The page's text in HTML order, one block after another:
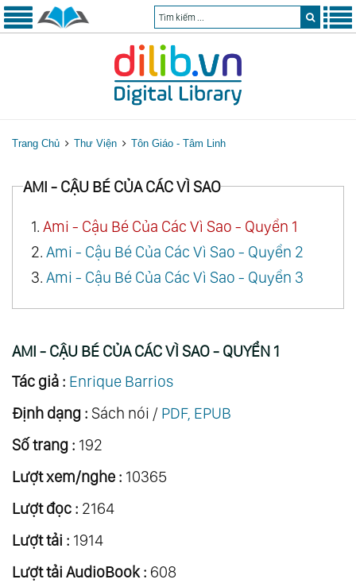
Trang Chủ Thư Viện Tôn Giáo - Tâm Linh
AMI - CẬU BÉ CỦA CÁC VÌ SAO
1. Ami - Cậu Bé Của Các Vì Sao - Quyển 1
2. Ami - Cậu Bé Của Các Vì Sao - Quyển 2
3. Ami - Cậu Bé Của Các Vì Sao - Quyển 3
AMI - CẬU BÉ CỦA CÁC VÌ SAO - QUYỂN 1
Tác giả : Enrique Barrios
Định dạng : Sách nói / PDF, EPUB
Số trang : 192
Lượt xem/nghe : 10365
Lượt đọc : 2164
Lượt tải : 1914
Lượt tải AudioBook : 608